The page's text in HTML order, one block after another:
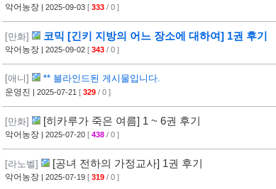
악어농장 | 2025-09-03 [ 333 / 0 ]
[만화] 코믹 [긴키 지방의 어느 장소에 대하여] 1권 후기
악어농장 | 2025-09-02 [ 343 / 0 ]
[애니] ** 블라인드된 게시물입니다.
운영진 | 2025-07-21 [ 329 / 0 ]
[만화] [히카루가 죽은 여름] 1 ~ 6권 후기
악어농장 | 2025-07-20 [ 438 / 0 ]
[라노벨] [공녀 전하의 가정교사] 1권 후기
악어농장 | 2025-07-19 [ 319 / 0 ]